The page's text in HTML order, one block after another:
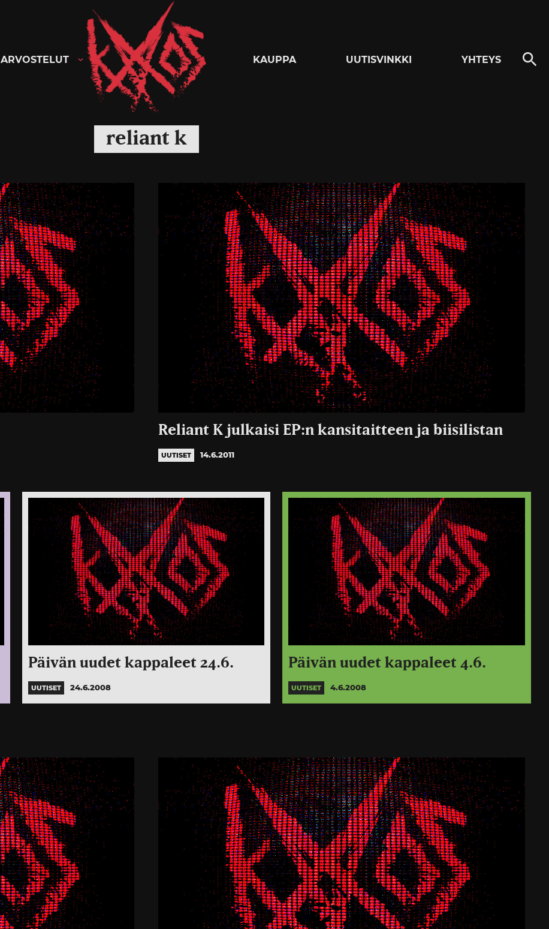
Kaaoszine
ARVOSTELUT KAUPPA UUTISVINKKI YHTEYS
reliant k
Reliant K julkaisi EP:n kansitaitteen ja biisilistan
UUTISET 14.6.2011
Päivän uudet kappaleet 24.6.
UUTISET 24.6.2008
Päivän uudet kappaleet 4.6.
UUTISET 4.6.2008